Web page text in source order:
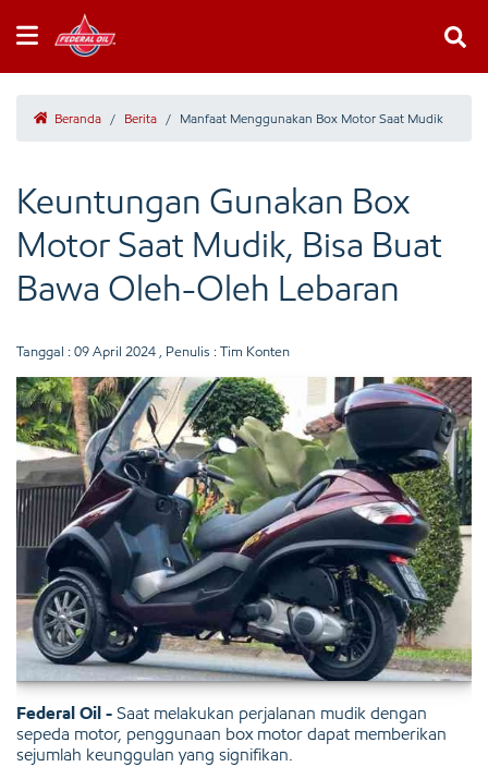
Beranda / Berita / Manfaat Menggunakan Box Motor Saat Mudik
Keuntungan Gunakan Box
Motor Saat Mudik, Bisa Buat
Bawa Oleh-Oleh Lebaran
Tanggal : 09 April 2024 , Penulis : Tim Konten
Federal Oil - Saat melakukan perjalanan mudik dengan
sepeda motor, penggunaan box motor dapat memberikan
sejumlah keunggulan yang signifikan.